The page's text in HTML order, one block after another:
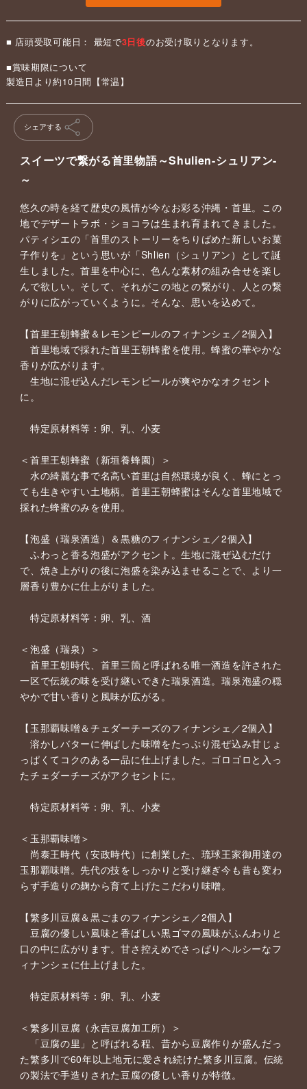
■ 店頭受取可能日： 最短で3日後のお受け取りとなります。
■賞味期限について
製造日より約10日間【常温】
シェアする
スイーツで繋がる首里物語～Shulien-シュリアン-
～
悠久の時を経て歴史の風情が今なお彩る沖縄・首里。この
地でデザートラボ・ショコラは生まれ育まれてきました。
パティシエの「首里のストーリーをちりばめた新しいお菓
子作りを」という思いが「Shlien（シュリアン）として誕
生しました。首里を中心に、色んな素材の組み合せを楽し
んで欲しい。そして、それがこの地との繋がり、人との繋
がりに広がっていくように。そんな、思いを込めて。
【首里王朝蜂蜜＆レモンピールのフィナンシェ／2個入】
首里地域で採れた首里王朝蜂蜜を使用。蜂蜜の華やかな
香りが広がります。
生地に混ぜ込んだレモンピールが爽やかなオクセント
に。
特定原材料等：卵、乳、小麦
＜首里王朝蜂蜜（新垣養蜂園）＞
水の綺麗な事で名高い首里は自然環境が良く、蜂にとっ
ても生きやすい土地柄。首里王朝蜂蜜はそんな首里地域で
採れた蜂蜜のみを使用。
【泡盛（瑞泉酒造）＆黒糖のフィナンシェ／2個入】
ふわっと香る泡盛がアクセント。生地に混ぜ込むだけ
で、焼き上がりの後に泡盛を染み込ませることで、より一
層香り豊かに仕上がりました。
特定原材料等：卵、乳、酒
＜泡盛（瑞泉）＞
首里王朝時代、首里三箇と呼ばれる唯一酒造を許された
一区で伝統の味を受け継いできた瑞泉酒造。瑞泉泡盛の穏
やかで甘い香りと風味が広がる。
【玉那覇味噌＆チェダーチーズのフィナンシェ／2個入】
溶かしバターに伸ばした味噌をたっぷり混ぜ込み甘じょ
っぱくてコクのある一品に仕上げました。ゴロゴロと入っ
たチェダーチーズがアクセントに。
特定原材料等：卵、乳、小麦
＜玉那覇味噌＞
尚泰王時代（安政時代）に創業した、琉球王家御用達の
玉那覇味噌。先代の技をしっかりと受け継ぎ今も昔も変わ
らず手造りの麹から育て上げたこだわり味噌。
【繁多川豆腐＆黒ごまのフィナンシェ／2個入】
豆腐の優しい風味と香ばしい黒ゴマの風味がふんわりと
口の中に広がります。甘さ控えめでさっぱりヘルシーなフ
ィナンシェに仕上げました。
特定原材料等：卵、乳、小麦
＜繁多川豆腐（永吉豆腐加工所）＞
「豆腐の里」と呼ばれる程、昔から豆腐作りが盛んだっ
た繁多川で60年以上地元に愛され続けた繁多川豆腐。伝統
の製法で手造りされた豆腐の優しい香りが特徴。